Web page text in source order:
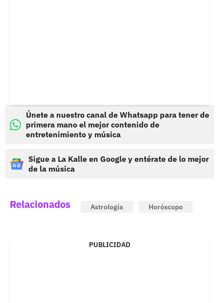
Únete a nuestro canal de Whatsapp para tener de
primera mano el mejor contenido de
entretenimiento y música
Sigue a La Kalle en Google y entérate de lo mejor
de la música
Relacionados Astrología Horóscopo
PUBLICIDAD